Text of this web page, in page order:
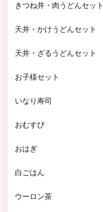
きつね井・肉うどんセット
天井・かけうどんセット
天井・ざるうどんセット
お子様セット
いなり寿司
おむすび
おはぎ
白ごはん
ウーロン茶